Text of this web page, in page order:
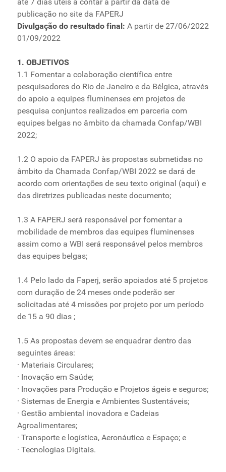
publicação no site da FAPERJ
Divulgação do resultado final: A partir de 27/06/2022
01/09/2022
1. OBJETIVOS
1.1 Fomentar a colaboração científica entre
pesquisadores do Rio de Janeiro e da Bélgica, através
do apoio a equipes fluminenses em projetos de
pesquisa conjuntos realizados em parceria com
equipes belgas no âmbito da chamada Confap/WBI
2022;
1.2 O apoio da FAPERJ às propostas submetidas no
âmbito da Chamada Confap/WBI 2022 se dará de
acordo com orientações de seu texto original (aqui) e
das diretrizes publicadas neste documento;
1.3 A FAPERJ será responsável por fomentar a
mobilidade de membros das equipes fluminenses
assim como a WBI será responsável pelos membros
das equipes belgas;
1.4 Pelo lado da Faperj, serão apoiados até 5 projetos
com duração de 24 meses onde poderão ser
solicitadas até 4 missões por projeto por um período
de 15 a 90 dias ;
1.5 As propostas devem se enquadrar dentro das
seguintes áreas:
· Materiais Circulares;
· Inovação em Saúde;
· Inovações para Produção e Projetos ágeis e seguros;
· Sistemas de Energia e Ambientes Sustentáveis;
· Gestão ambiental inovadora e Cadeias
Agroalimentares;
· Transporte e logística, Aeronáutica e Espaço; e
· Tecnologias Digitais.